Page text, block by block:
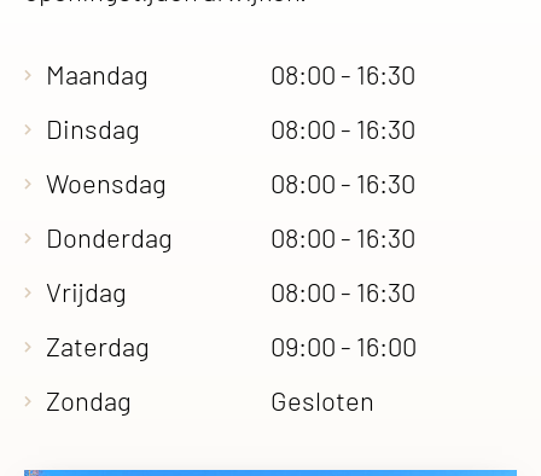
Maandag
Dinsdag
Woensdag
Donderdag
Vrijdag
Zaterdag
Zondag
08:00 - 16:30
08:00 - 16:30
08:00 - 16:30
08:00 - 16:30
08:00 - 16:30
09:00 - 16:00
Gesloten